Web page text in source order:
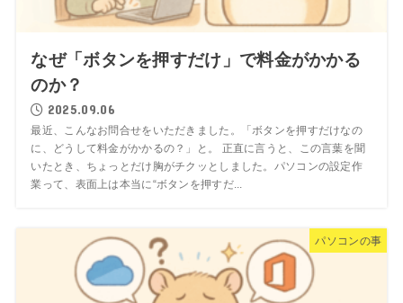
なぜ「ボタンを押すだけ」で料金がかかる
のか？
2025.09.06
最近、こんなお問合せをいただきました。「ボタンを押すだけなの
に、どうして料金がかかるの？」と。 正直に言うと、この言葉を聞
いたとき、ちょっとだけ胸がチクッとしました。パソコンの設定作
業って、表面上は本当に“ボタンを押すだ...
パソコンの事